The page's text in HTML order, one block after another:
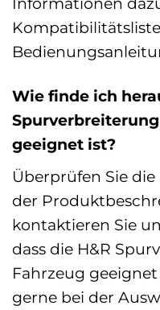
Wie finde ich
geeignet ist?
Überprüfen Sie
der
kontaktieren Sie
dass die H&R
Fahrzeug
gerne bei der